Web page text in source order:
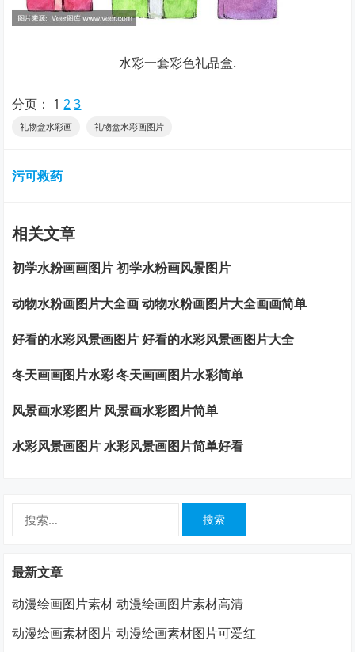
水彩一套彩色礼品盒.
分页： 1 2 3
礼物盒水彩画 礼物盒水彩画图片
污可救药
相关文章
初学水粉画画图片 初学水粉画风景图片
动物水粉画图片大全画 动物水粉画图片大全画画简单
好看的水彩风景画图片 好看的水彩风景画图片大全
冬天画画图片水彩 冬天画画图片水彩简单
风景画水彩图片 风景画水彩图片简单
水彩风景画图片 水彩风景画图片简单好看
最新文章
动漫绘画图片素材 动漫绘画图片素材高清
动漫绘画素材图片 动漫绘画素材图片可爱红